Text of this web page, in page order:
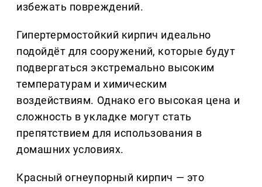
избежать повреждений.
Гипертермостойкий кирпич идеально
подойдёт для сооружений, которые будут
подвергаться экстремально высоким
температурам и химическим
воздействиям. Однако его высокая цена и
сложность в укладке могут стать
препятствием для использования в
домашних условиях.
Красный огнеупорный кирпич — это